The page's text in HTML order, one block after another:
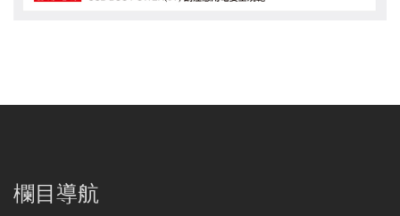
欄目導航